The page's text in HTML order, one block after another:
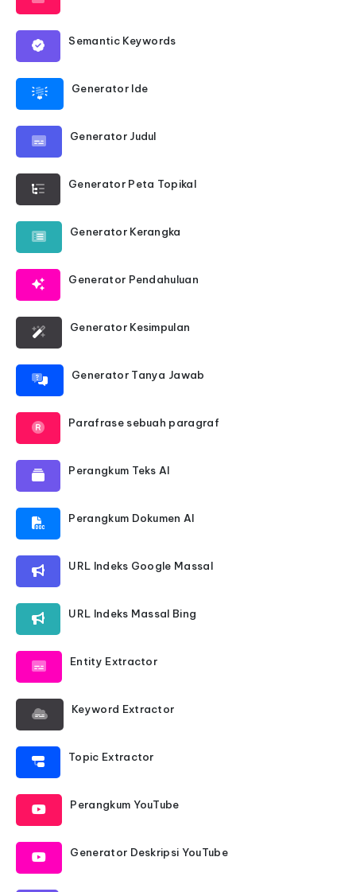
Semantic Keywords
Generator Ide
Generator Judul
Generator Peta Topikal
Generator Kerangka
Generator Pendahuluan
Generator Kesimpulan
Generator Tanya Jawab
Parafrase sebuah paragraf
Perangkum Teks AI
Perangkum Dokumen AI
URL Indeks Google Massal
URL Indeks Massal Bing
Entity Extractor
Keyword Extractor
Topic Extractor
Perangkum YouTube
Generator Deskripsi YouTube